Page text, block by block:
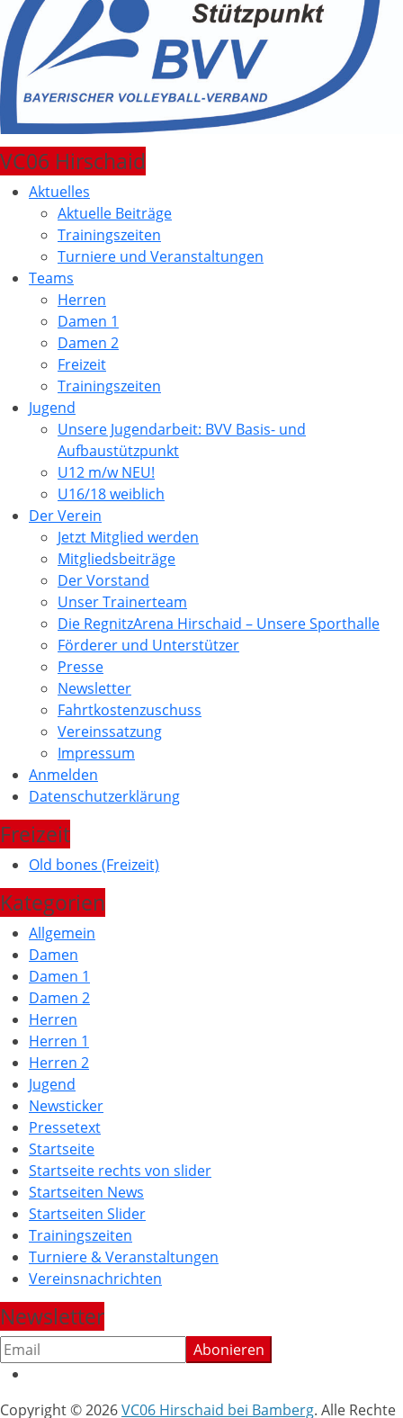
VC06 Hirschaid
Aktuelles
Aktuelle Beiträge
Trainingszeiten
Turniere und Veranstaltungen
Teams
Herren
Damen 1
Damen 2
Freizeit
Trainingszeiten
Jugend
Unsere Jugendarbeit: BVV Basis- und
Aufbaustützpunkt
U12 m/w NEU!
U16/18 weiblich
Der Verein
Jetzt Mitglied werden
Mitgliedsbeiträge
Der Vorstand
Unser Trainerteam
Die RegnitzArena Hirschaid – Unsere Sporthalle
Förderer und Unterstützer
Presse
Newsletter
Fahrtkostenzuschuss
Vereinssatzung
Impressum
Anmelden
Datenschutzerklärung
Freizeit
Old bones (Freizeit)
Kategorien
Allgemein
Damen
Damen 1
Damen 2
Herren
Herren 1
Herren 2
Jugend
Newsticker
Pressetext
Startseite
Startseite rechts von slider
Startseiten News
Startseiten Slider
Trainingszeiten
Turniere & Veranstaltungen
Vereinsnachrichten
Newsletter
Copyright © 2026VC06 Hirschaid bei Bamberg. Alle Rechte